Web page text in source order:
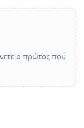
ο πρώτος που